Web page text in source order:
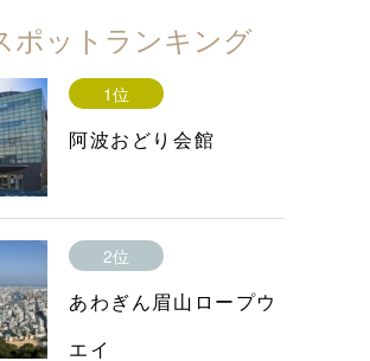
ポットランキング
1位
阿波おどり会館
2位
あわぎん眉山ロープウ
エイ